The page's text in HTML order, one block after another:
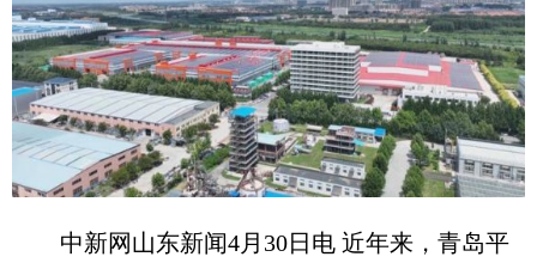
中新网山东新闻4月30日电 近年来，青岛平